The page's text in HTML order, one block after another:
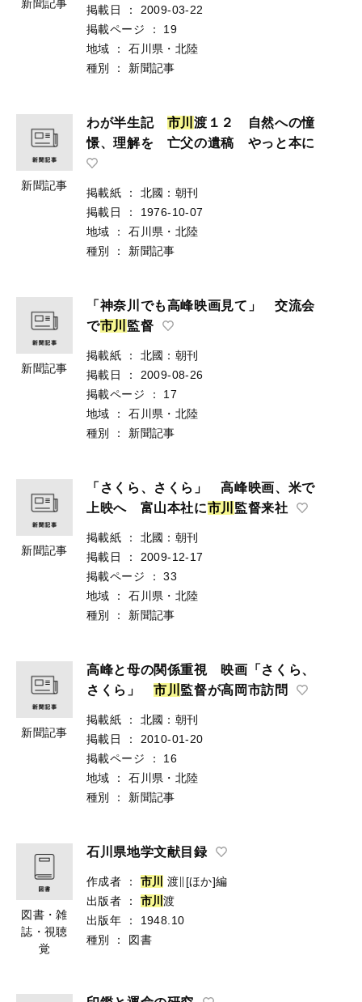
新聞記事
掲載日
：
2009-03-22
掲載ページ
：
19
地域
：
石川県・北陸
種別
： 新聞記事
新聞記事
わが半生記 市川渡１２ 自然への憧
憬、理解を 亡父の遺稿 やっと本に
掲載紙 ：
北國：朝刊
掲載日
：
1976-10-07
地域
：
石川県・北陸
種別
： 新聞記事
新聞記事
「神奈川でも高峰映画見て」 交流会
で市川監督
掲載紙 ：
北國：朝刊
掲載日
：
2009-08-26
掲載ページ
：
17
地域
：
石川県・北陸
種別
： 新聞記事
新聞記事
「さくら、さくら」 高峰映画、米で
上映へ 富山本社に市川監督来社
掲載紙 ：
北國：朝刊
掲載日
：
2009-12-17
掲載ページ
：
33
地域
：
石川県・北陸
種別
： 新聞記事
新聞記事
高峰と母の関係重視 映画「さくら、
さくら」市川監督が高岡市訪問
掲載紙 ：
北國：朝刊
掲載日
：
2010-01-20
掲載ページ
：
16
地域
：
石川県・北陸
種別
： 新聞記事
図書・雑
誌・視聴
覚
石川県地学文献目録
作成者 ： 市川 渡∥[ほか]編
出版者
： 市川渡
出版年
：
1948.10
種別
： 図書